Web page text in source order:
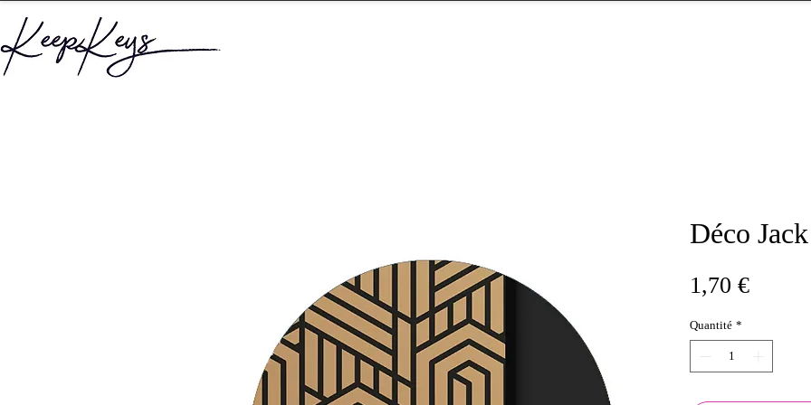
Déco Jack
1,70 €Prix
Quantité *